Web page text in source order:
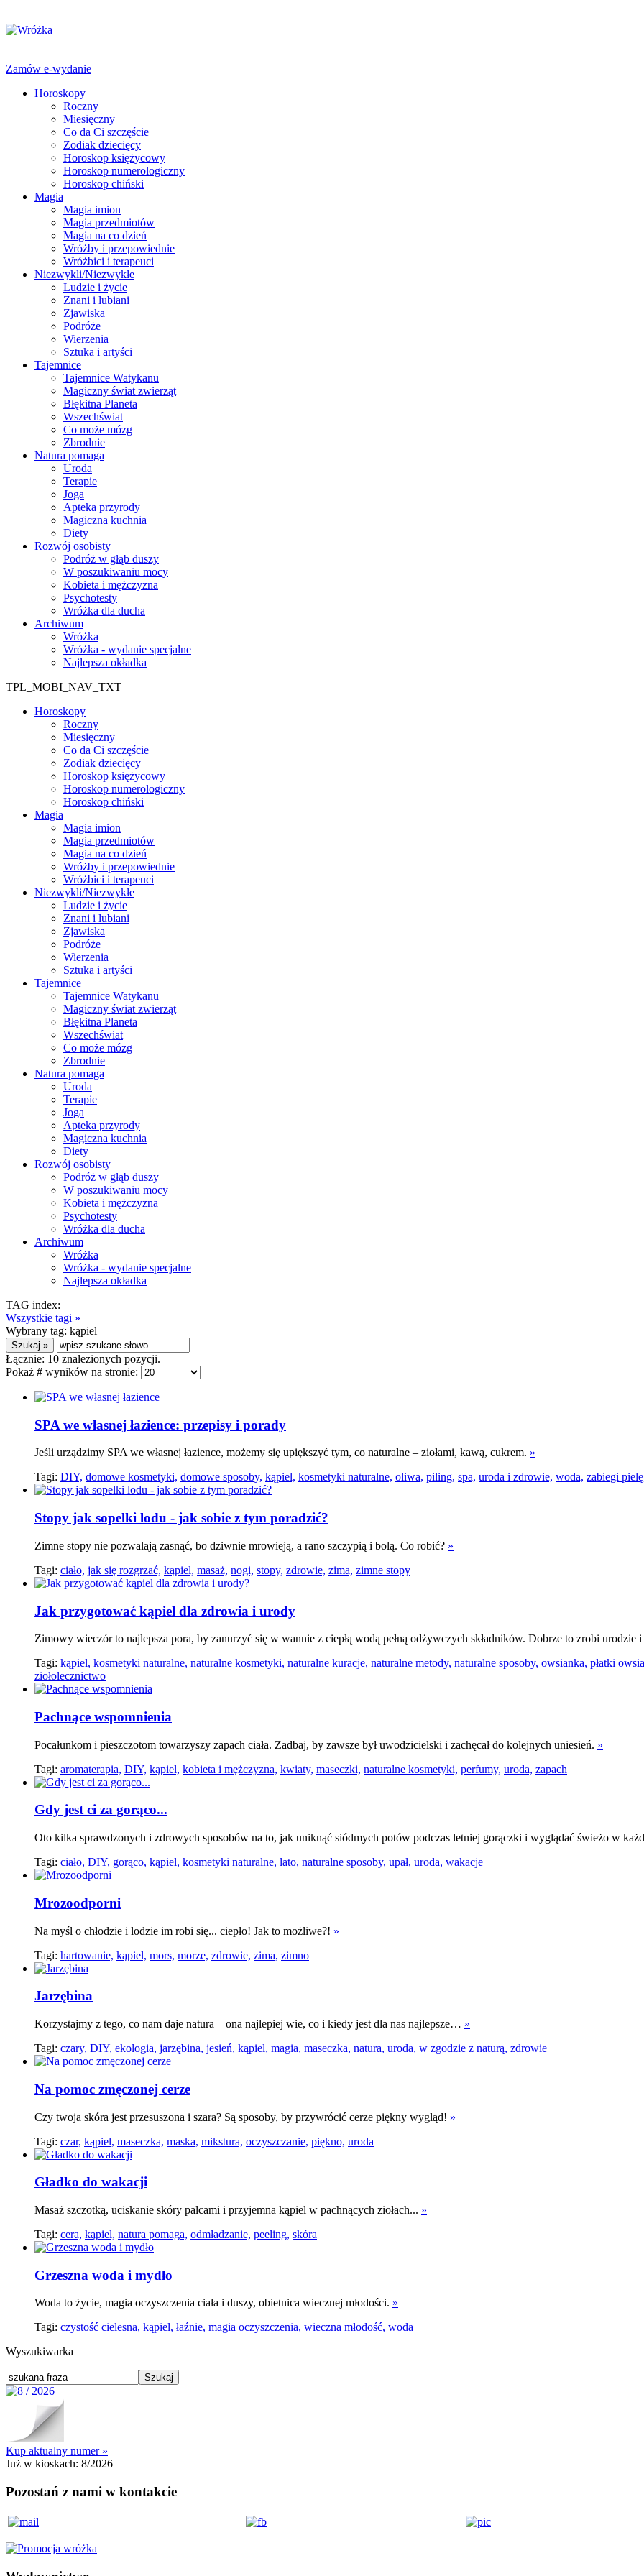
Zamów e-wydanie
Horoskopy
Roczny
Miesięczny
Co da Ci szczęście
Zodiak dziecięcy
Horoskop księżycowy
Horoskop numerologiczny
Horoskop chiński
Magia
Magia imion
Magia przedmiotów
Magia na co dzień
Wróżby i przepowiednie
Wróżbici i terapeuci
Niezwykli/Niezwykłe
Ludzie i życie
Znani i lubiani
Zjawiska
Podróże
Wierzenia
Sztuka i artyści
Tajemnice
Tajemnice Watykanu
Magiczny świat zwierząt
Błękitna Planeta
Wszechświat
Co może mózg
Zbrodnie
Natura pomaga
Uroda
Terapie
Joga
Apteka przyrody
Magiczna kuchnia
Diety
Rozwój osobisty
Podróż w głąb duszy
W poszukiwaniu mocy
Kobieta i mężczyzna
Psychotesty
Wróżka dla ducha
Archiwum
Wróżka
Wróżka - wydanie specjalne
Najlepsza okładka
TPL_MOBI_NAV_TXT
Horoskopy
Roczny
Miesięczny
Co da Ci szczęście
Zodiak dziecięcy
Horoskop księżycowy
Horoskop numerologiczny
Horoskop chiński
Magia
Magia imion
Magia przedmiotów
Magia na co dzień
Wróżby i przepowiednie
Wróżbici i terapeuci
Niezwykli/Niezwykłe
Ludzie i życie
Znani i lubiani
Zjawiska
Podróże
Wierzenia
Sztuka i artyści
Tajemnice
Tajemnice Watykanu
Magiczny świat zwierząt
Błękitna Planeta
Wszechświat
Co może mózg
Zbrodnie
Natura pomaga
Uroda
Terapie
Joga
Apteka przyrody
Magiczna kuchnia
Diety
Rozwój osobisty
Podróż w głąb duszy
W poszukiwaniu mocy
Kobieta i mężczyzna
Psychotesty
Wróżka dla ducha
Archiwum
Wróżka
Wróżka - wydanie specjalne
Najlepsza okładka
TAG index:
Wszystkie tagi »
Wybrany tag: kąpiel
Łącznie: 10 znalezionych pozycji.
Pokaż # wyników na stronie:
SPA we własnej łazience: przepisy i porady
Jeśli urządzimy SPA we własnej łazience, możemy się upiększyć tym, co naturalne – ziołami, kawą, cukrem. »
Tagi: DIY, domowe kosmetyki, domowe sposoby, kąpiel, kosmetyki naturalne, oliwa, piling, spa, uroda i zdrowie, woda, zabiegi
Stopy jak sopelki lodu - jak sobie z tym poradzić?
Zimne stopy nie pozwalają zasnąć, bo dziwnie mrowieją, a rano szczypią i bolą. Co robić? »
Tagi: ciało, jak się rozgrzać, kąpiel, masaż, nogi, stopy, zdrowie, zima, zimne stopy
Jak przygotować kąpiel dla zdrowia i urody
Zimowy wieczór to najlepsza pora, by zanurzyć się w wannie z ciepłą wodą pełną odżywczych składników. Dobrze to zrobi urodzie
Tagi: kąpiel, kosmetyki naturalne, naturalne kosmetyki, naturalne kuracje, naturalne metody, naturalne sposoby, owsianka, płatki
ziołolecznictwo
Pachnące wspomnienia
Pocałunkom i pieszczotom towarzyszy zapach ciała. Zadbaj, by zawsze był uwodzicielski i zachęcał do kolejnych uniesień. »
Tagi: aromaterapia, DIY, kąpiel, kobieta i mężczyzna, kwiaty, maseczki, naturalne kosmetyki, perfumy, uroda, zapach
Gdy jest ci za gorąco...
Oto kilka sprawdzonych i zdrowych sposobów na to, jak uniknąć siódmych potów podczas letniej gorączki i wyglądać świeżo w
Tagi: ciało, DIY, gorąco, kąpiel, kosmetyki naturalne, lato, naturalne sposoby, upał, uroda, wakacje
Mrozoodporni
Na myśl o chłodzie i lodzie im robi się... ciepło! Jak to możliwe?! »
Tagi: hartowanie, kąpiel, mors, morze, zdrowie, zima, zimno
Jarzębina
Korzystajmy z tego, co nam daje natura – ona najlepiej wie, co i kiedy jest dla nas najlepsze… »
Tagi: czary, DIY, ekologia, jarzębina, jesień, kąpiel, magia, maseczka, natura, uroda, w zgodzie z naturą, zdrowie
Na pomoc zmęczonej cerze
Czy twoja skóra jest przesuszona i szara? Są sposoby, by przywrócić cerze piękny wygląd! »
Tagi: czar, kąpiel, maseczka, maska, mikstura, oczyszczanie, piękno, uroda
Gładko do wakacji
Masaż szczotką, uciskanie skóry palcami i przyjemna kąpiel w pachnących ziołach... »
Tagi: cera, kąpiel, natura pomaga, odmładzanie, peeling, skóra
Grzeszna woda i mydło
Woda to życie, magia oczyszczenia ciała i duszy, obietnica wiecznej młodości. »
Tagi: czystość cielesna, kąpiel, łaźnie, magia oczyszczenia, wieczna młodość, woda
Wyszukiwarka
Kup aktualny numer »
Już w kioskach: 8/2026
Pozostań z nami w kontakcie